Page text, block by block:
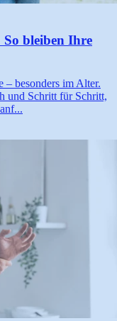
bleiben Ihre
– besonders im Alter.
und Schritt für Schritt,